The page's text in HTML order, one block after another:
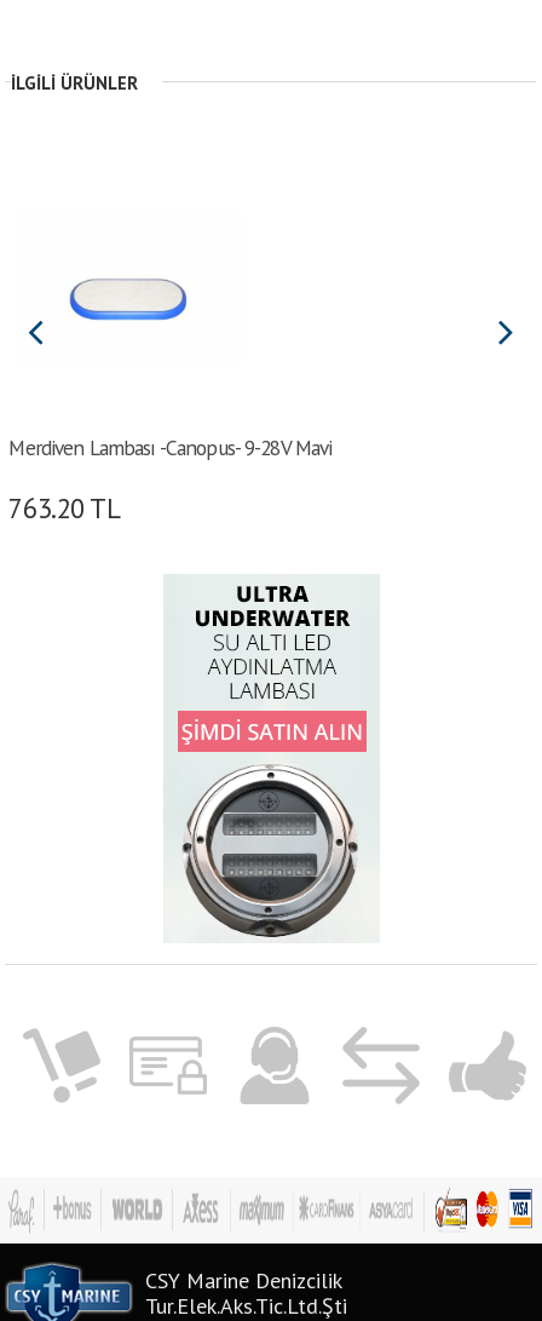
İLGILI ÜRÜNLER
Merdiven Lambası -Canopus- 9-28V Mavi
763.20 TL
CSY Marine Denizcilik
Tur.Elek.Aks.Tic.Ltd.Şti